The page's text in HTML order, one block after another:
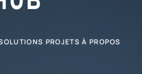
PROJETSÀ PROPOS